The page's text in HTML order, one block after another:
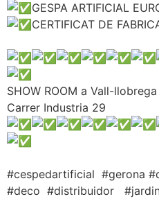
GESPA ARTIFICIAL
CERTIFICAT DE
SHOW ROOM a Vall-llobrega
Carrer Industria 29
#cespedartificial #gerona
#deco #distribuidor